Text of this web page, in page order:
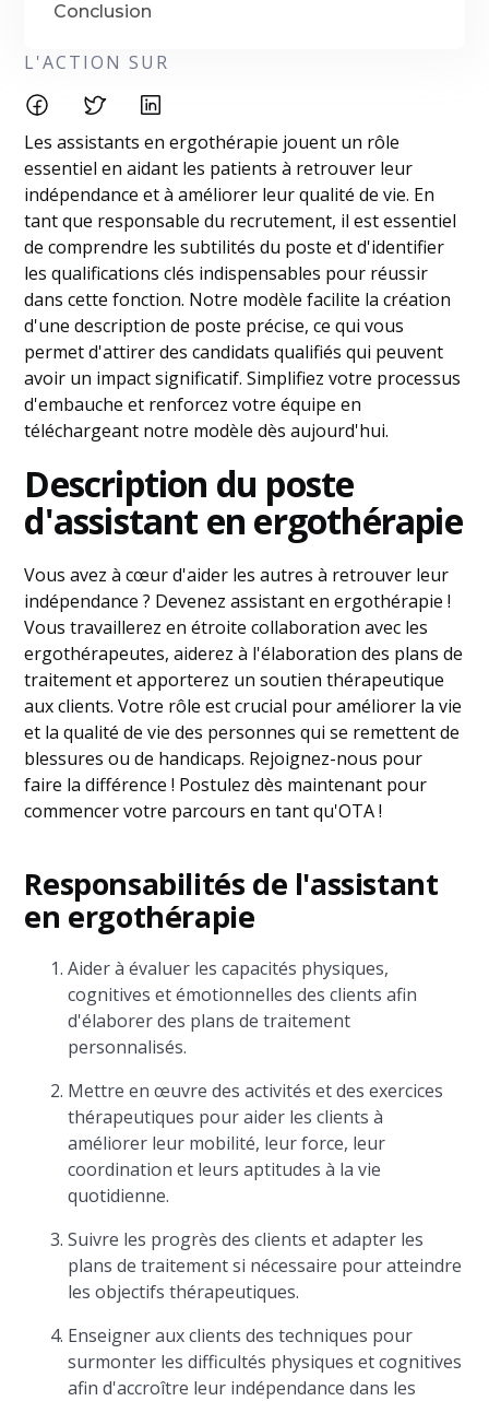
Conclusion
L'ACTION SUR
Les assistants en ergothérapie jouent un rôle
essentiel en aidant les patients à retrouver leur
indépendance et à améliorer leur qualité de vie. En
tant que responsable du recrutement, il est essentiel
de comprendre les subtilités du poste et d'identifier
les qualifications clés indispensables pour réussir
dans cette fonction. Notre modèle facilite la création
d'une description de poste précise, ce qui vous
permet d'attirer des candidats qualifiés qui peuvent
avoir un impact significatif. Simplifiez votre processus
d'embauche et renforcez votre équipe en
téléchargeant notre modèle dès aujourd'hui.
Description du poste
d'assistant en ergothérapie
Vous avez à cœur d'aider les autres à retrouver leur
indépendance ? Devenez assistant en ergothérapie !
Vous travaillerez en étroite collaboration avec les
ergothérapeutes, aiderez à l'élaboration des plans de
traitement et apporterez un soutien thérapeutique
aux clients. Votre rôle est crucial pour améliorer la vie
et la qualité de vie des personnes qui se remettent de
blessures ou de handicaps. Rejoignez-nous pour
faire la différence ! Postulez dès maintenant pour
commencer votre parcours en tant qu'OTA !
Responsabilités de l'assistant
en ergothérapie
Aider à évaluer les capacités physiques,
cognitives et émotionnelles des clients afin
d'élaborer des plans de traitement
personnalisés.
Mettre en œuvre des activités et des exercices
thérapeutiques pour aider les clients à
améliorer leur mobilité, leur force, leur
coordination et leurs aptitudes à la vie
quotidienne.
Suivre les progrès des clients et adapter les
plans de traitement si nécessaire pour atteindre
les objectifs thérapeutiques.
Enseigner aux clients des techniques pour
surmonter les difficultés physiques et cognitives
afin d'accroître leur indépendance dans les